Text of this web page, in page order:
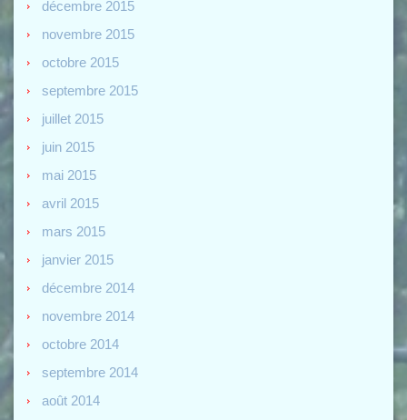
décembre 2015
novembre 2015
octobre 2015
septembre 2015
juillet 2015
juin 2015
mai 2015
avril 2015
mars 2015
janvier 2015
décembre 2014
novembre 2014
octobre 2014
septembre 2014
août 2014